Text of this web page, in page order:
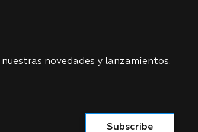
novedades y lanzamientos.
Subscribe